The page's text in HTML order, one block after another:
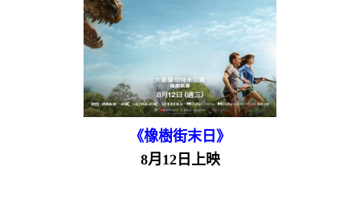
《橡樹街末日》
8月12日上映